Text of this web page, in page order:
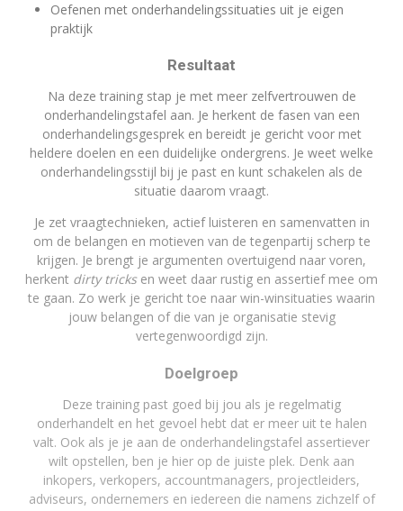
Oefenen met onderhandelingssituaties uit je eigen
praktijk
Resultaat
Na deze training stap je met meer zelfvertrouwen de
onderhandelingstafel aan. Je herkent de fasen van een
onderhandelingsgesprek en bereidt je gericht voor met
heldere doelen en een duidelijke ondergrens. Je weet welke
onderhandelingsstijl bij je past en kunt schakelen als de
situatie daarom vraagt.
Je zet vraagtechnieken, actief luisteren en samenvatten in
om de belangen en motieven van de tegenpartij scherp te
krijgen. Je brengt je argumenten overtuigend naar voren,
herkent dirty tricksen weet daar rustig en assertief mee om
te gaan. Zo werk je gericht toe naar win-winsituaties waarin
jouw belangen of die van je organisatie stevig
vertegenwoordigd zijn.
Doelgroep
Deze training past goed bij jou als je regelmatig
onderhandelt en het gevoel hebt dat er meer uit te halen
valt. Ook als je je aan de onderhandelingstafel assertiever
wilt opstellen, ben je hier op de juiste plek. Denk aan
inkopers, verkopers, accountmanagers, projectleiders,
adviseurs, ondernemers en iedereen die namens zichzelf of